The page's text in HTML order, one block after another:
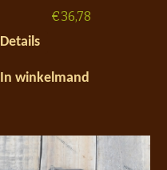
€36,78
Details
In winkelmand